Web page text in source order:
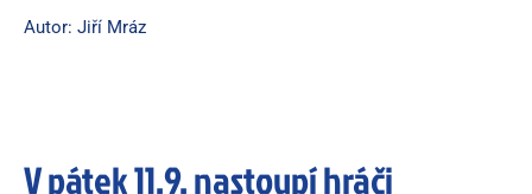
Autor: Jiří Mráz
V pátek 11.9. nastoupí hráči